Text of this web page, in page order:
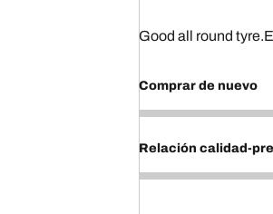
Good all round
Comprar de nuevo
5
Relación calidad-
5